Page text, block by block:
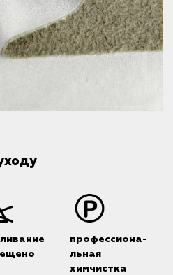
профессиона-
льная
химчистка